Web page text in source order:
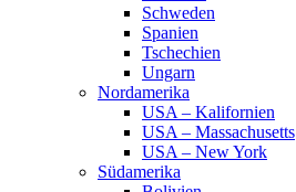
Schweden
Spanien
Tschechien
Ungarn
Nordamerika
USA – Kalifornien
USA – Massachusetts
USA – New York
Südamerika